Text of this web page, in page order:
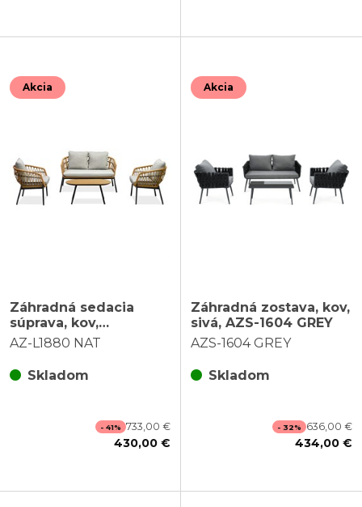
Akcia
Záhradná sedacia
súprava, kov,
polyratan, hnedá, AZ-
AZ-L1880 NAT
Skladom
- 41% 733,00 €
430,00 €
Akcia
Záhradná zostava, kov,
sivá, AZS-1604 GREY
AZS-1604 GREY
Skladom
- 32% 636,00 €
434,00 €